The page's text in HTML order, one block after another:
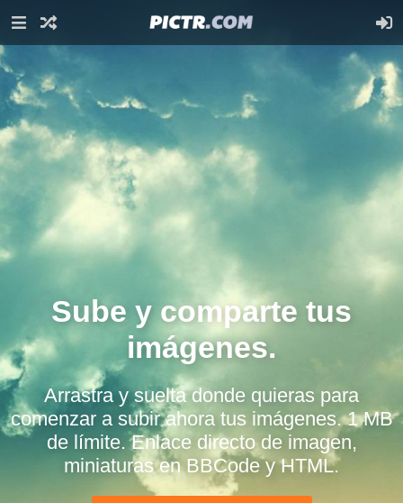
Sube y comparte tus
imágenes.
Arrastra y suelta donde quieras para
comenzar a subir ahora tus imágenes. 1 MB
de límite. Enlace directo de imagen,
miniaturas en BBCode y HTML.